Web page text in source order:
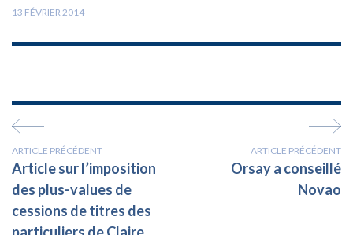
13 FÉVRIER 2014
ARTICLE PRÉCÉDENT
Article sur l’imposition
des plus-values de
cessions de titres des
ARTICLE PRÉCÉDENT
Orsay a conseillé
Novao